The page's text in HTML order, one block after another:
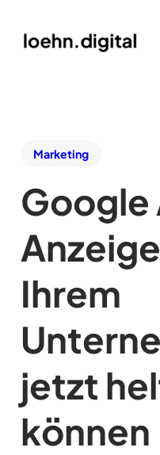
Marketing
Google
Ihrem
jetzt
können